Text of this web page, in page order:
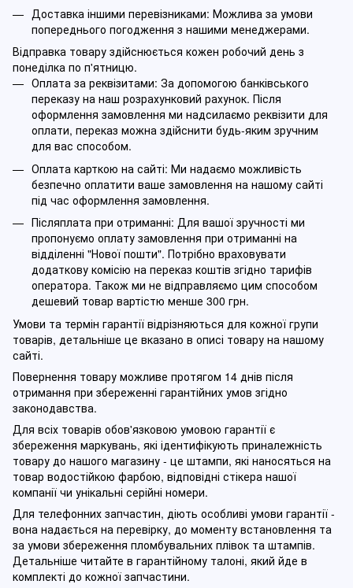
Доставка іншими перевізниками: Можлива за умови
попереднього погодження з нашими менеджерами.
Відправка товару здійснюється кожен робочий день з
понеділка по п'ятницю.
Оплата за реквізитами: За допомогою банківського
переказу на наш розрахунковий рахунок. Після
оформлення замовлення ми надсилаємо реквізити для
оплати, переказ можна здійснити будь-яким зручним
для вас способом.
Оплата карткою на сайті: Ми надаємо можливість
безпечно оплатити ваше замовлення на нашому сайті
під час оформлення замовлення.
Післяплата при отриманні: Для вашої зручності ми
пропонуємо оплату замовлення при отриманні на
відділенні "Нової пошти". Потрібно враховувати
додаткову комісію на переказ коштів згідно тарифів
оператора. Також ми не відправляємо цим способом
дешевий товар вартістю менше 300 грн.
Умови та термін гарантії відрізняються для кожної групи
товарів, детальніше це вказано в описі товару на нашому
сайті.
Повернення товару можливе протягом 14 днів після
отримання при збереженні гарантійних умов згідно
законодавства.
Для всіх товарів обов'язковою умовою гарантії є
збереження маркувань, які ідентифікують приналежність
товару до нашого магазину - це штампи, які наносяться на
товар водостійкою фарбою, відповідні стікера нашої
компанії чи унікальні серійні номери.
Для телефонних запчастин, діють особливі умови гарантії -
вона надається на перевірку, до моменту встановлення та
за умови збереження пломбувальних плівок та штампів.
Детальніше читайте в гарантійному талоні, який йде в
комплекті до кожної запчастини.